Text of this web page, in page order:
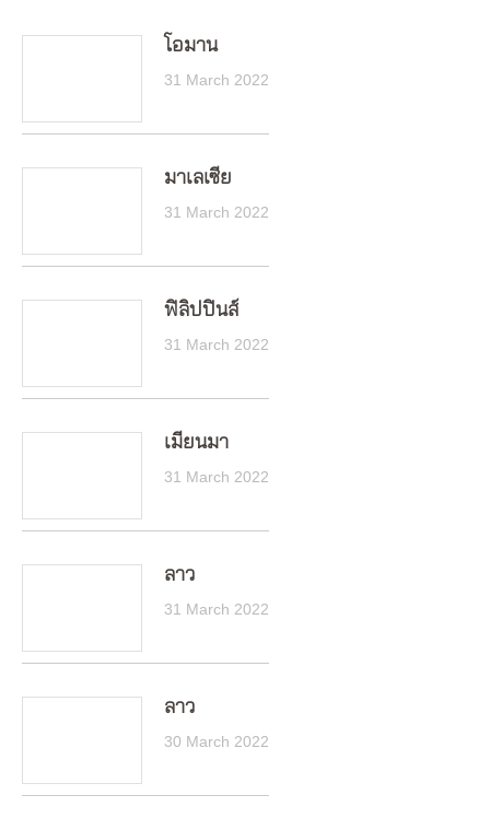
โอมาน
31 March 2022
มาเลเซีย
31 March 2022
ฟิลิปปินส์
31 March 2022
เมียนมา
31 March 2022
ลาว
31 March 2022
ลาว
30 March 2022